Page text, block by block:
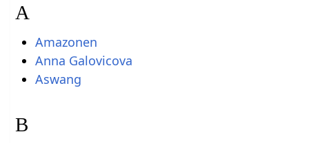
A
Amazonen
Anna Galovicova
Aswang
B